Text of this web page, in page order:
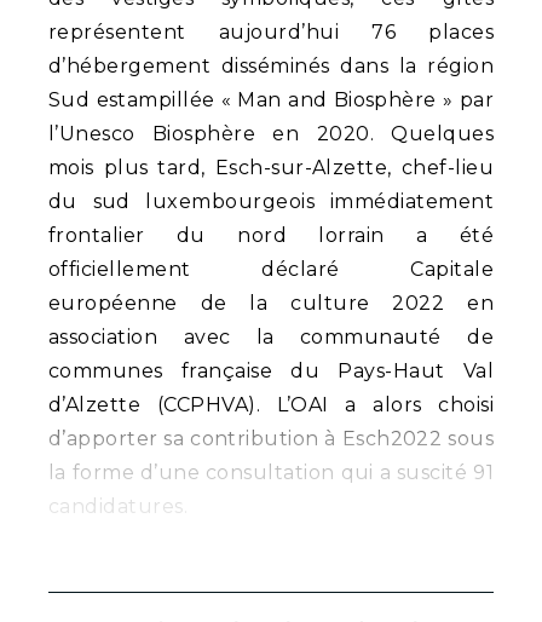
représentent aujourd’hui 76 places
d’hébergement disséminés dans la région
Sud estampillée « Man and Biosphère » par
l’Unesco Biosphère en 2020. Quelques
mois plus tard, Esch-sur-Alzette, chef-lieu
du sud luxembourgeois immédiatement
frontalier du nord lorrain a été
officiellement déclaré Capitale
européenne de la culture 2022 en
association avec la communauté de
communes française du Pays-Haut Val
d’Alzette (CCPHVA). L’OAI a alors choisi
d’apporter sa contribution à Esch2022 sous
la forme d’une consultation qui a suscité 91
candidatures.